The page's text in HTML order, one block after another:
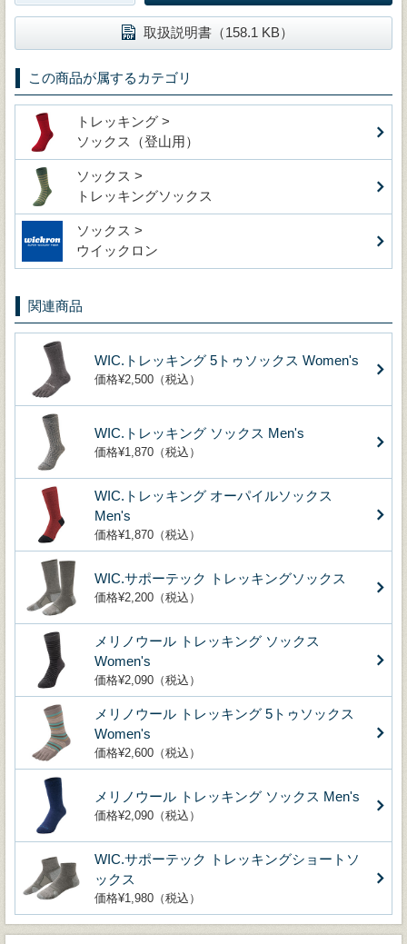
取扱説明書（158.1 KB）
この商品が属するカテゴリ
トレッキング >
ソックス（登山用）
ソックス >
トレッキングソックス
ソックス >
ウイックロン
関連商品
WIC.トレッキング 5トゥソックス Women's
価格¥2,500（税込）
WIC.トレッキング ソックス Men's
価格¥1,870（税込）
WIC.トレッキング オーパイルソックス
Men's
価格¥1,870（税込）
WIC.サポーテック トレッキングソックス
価格¥2,200（税込）
メリノウール トレッキング ソックス
Women's
価格¥2,090（税込）
メリノウール トレッキング 5トゥソックス
Women's
価格¥2,600（税込）
メリノウール トレッキング ソックス Men's
価格¥2,090（税込）
WIC.サポーテック トレッキングショートソ
ックス
価格¥1,980（税込）